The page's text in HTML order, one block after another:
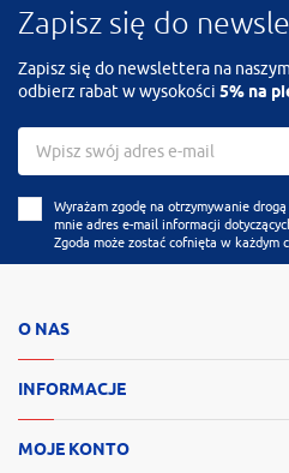
Zapisz się do
Zapisz się do newslettera na
odbierz rabat w wysokości 5% na
Wyrażam zgodę na otrzymywanie
mnie adres e-mail informacji
Zgoda może zostać cofnięta w każdym
O NAS
INFORMACJE
MOJE KONTO